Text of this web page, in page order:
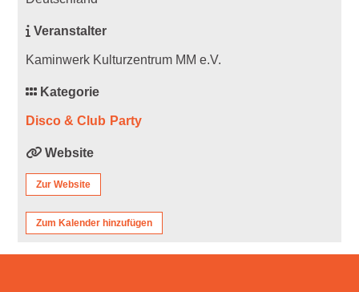
Veranstalter
Kaminwerk Kulturzentrum MM e.V.
Kategorie
Disco & Club Party
Website
Zur Website
Zum Kalender hinzufügen